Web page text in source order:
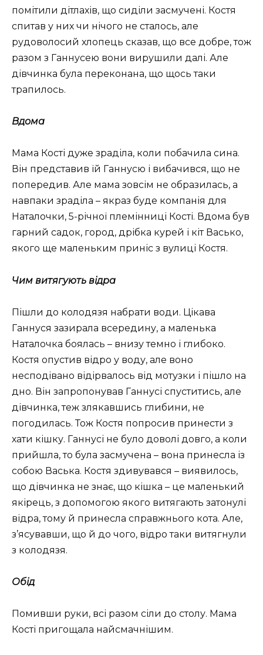
помітили дітлахів, що сиділи засмучені. Костя
спитав у них чи нічого не сталось, але
рудоволосий хлопець сказав, що все добре, тож
разом з Ганнусею вони вирушили далі. Але
дівчинка була переконана, що щось таки
трапилось.
Вдома
Мама Кості дуже зраділа, коли побачила сина.
Він представив їй Ганнусю і вибачився, що не
попередив. Але мама зовсім не образилась, а
навпаки зраділа – якраз буде компанія для
Наталочки, 5-річної племінниці Кості. Вдома був
гарний садок, город, дрібка курей і кіт Васько,
якого ще маленьким приніс з вулиці Костя.
Чим витягують відра
Пішли до колодязя набрати води. Цікава
Ганнуся зазирала всередину, а маленька
Наталочка боялась – внизу темно і глибоко.
Костя опустив відро у воду, але воно
несподівано відірвалось від мотузки і пішло на
дно. Він запропонував Ганнусі спуститись, але
дівчинка, теж злякавшись глибини, не
погодилась. Тож Костя попросив принести з
хати кішку. Ганнусі не було доволі довго, а коли
прийшла, то була засмучена – вона принесла із
собою Васька. Костя здивувався – виявилось,
що дівчинка не знає, що кішка – це маленький
якірець, з допомогою якого витягають затонулі
відра, тому й принесла справжнього кота. Але,
з’ясувавши, що й до чого, відро таки витягнули
з колодязя.
Обід
Помивши руки, всі разом сіли до столу. Мама
Кості пригощала найсмачнішим.